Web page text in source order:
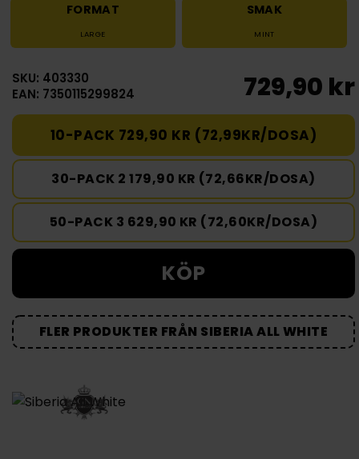
FORMAT
LARGE
SMAK
MINT
SKU: 403330
EAN: 7350115299824
729,90 kr
10-PACK 729,90 KR (72,99KR/DOSA)
30-PACK 2 179,90 KR (72,66KR/DOSA)
50-PACK 3 629,90 KR (72,60KR/DOSA)
KÖP
FLER PRODUKTER FRÅN SIBERIA ALL WHITE